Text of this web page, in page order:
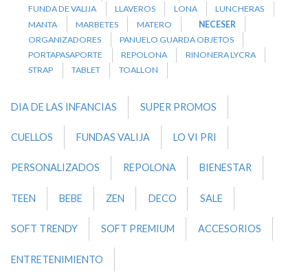
FUNDA DE VALIJA
LLAVEROS LONA
LUNCHERAS
MANTA
MARBETES MATERO
NECESER
ORGANIZADORES
PANUELO GUARDA OBJETOS
PORTAPASAPORTE
REPOLONA
RINONERA LYCRA
STRAP
TABLET TOALLON
DIA DE LAS INFANCIAS SUPER PROMOS
CUELLOS FUNDAS VALIJA LO VI PRI
PERSONALIZADOS REPOLONA BIENESTAR
TEEN BEBE ZEN DECO SALE
SOFT TRENDY SOFT PREMIUM ACCESORIOS
ENTRETENIMIENTO